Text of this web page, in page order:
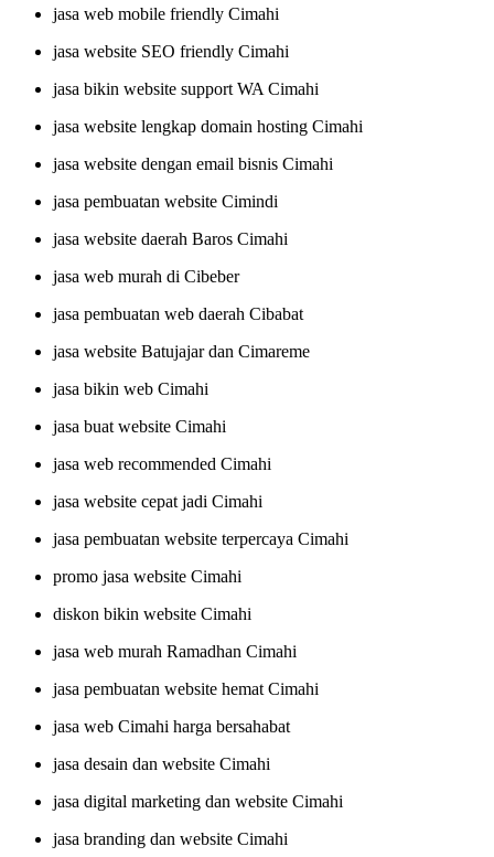
jasa web mobile friendly Cimahi
jasa website SEO friendly Cimahi
jasa bikin website support WA Cimahi
jasa website lengkap domain hosting Cimahi
jasa website dengan email bisnis Cimahi
jasa pembuatan website Cimindi
jasa website daerah Baros Cimahi
jasa web murah di Cibeber
jasa pembuatan web daerah Cibabat
jasa website Batujajar dan Cimareme
jasa bikin web Cimahi
jasa buat website Cimahi
jasa web recommended Cimahi
jasa website cepat jadi Cimahi
jasa pembuatan website terpercaya Cimahi
promo jasa website Cimahi
diskon bikin website Cimahi
jasa web murah Ramadhan Cimahi
jasa pembuatan website hemat Cimahi
jasa web Cimahi harga bersahabat
jasa desain dan website Cimahi
jasa digital marketing dan website Cimahi
jasa branding dan website Cimahi